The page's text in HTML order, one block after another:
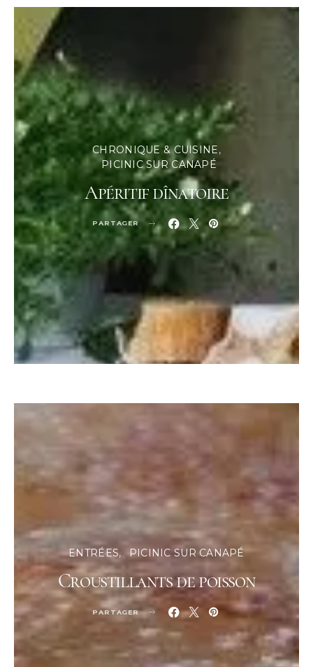
CHRONIQUE & CUISINE
PICINIC SUR CANAPÉ
Apéritif dînatoire
PARTAGER
ENTRÉES PICINIC SUR CANAPÉ
Croustillants de poisson
PARTAGER